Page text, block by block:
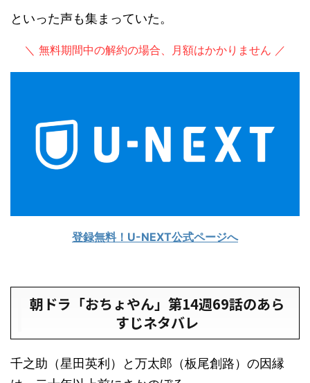
といった声も集まっていた。
＼ 無料期間中の解約の場合、月額はかかりません ／
登録無料！U-NEXT公式ページへ
朝ドラ「おちょやん」第14週69話のあら
すじネタバレ
千之助（星田英利）と万太郎（板尾創路）の因縁